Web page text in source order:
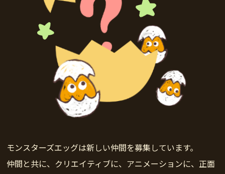
モンスターズエッグは新しい仲間を募集しています。
仲間と共に、クリエイティブに、アニメーションに、正面